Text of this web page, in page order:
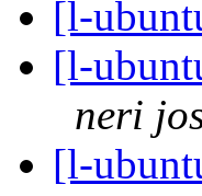
[l-
[l-
neri
[l-